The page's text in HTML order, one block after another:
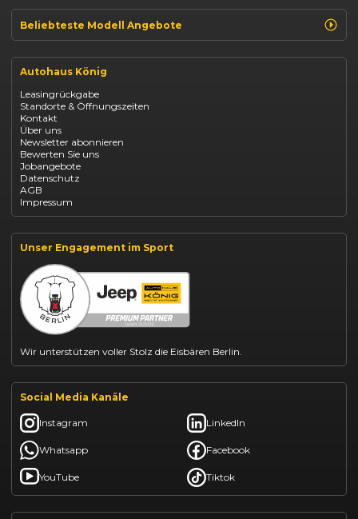
Beliebteste Modell Angebote
Renault Arkana Leasing
Renault Captur Leasing
Opel Astra leasen
Opel Mokka kaufen
Opel Grandland finanzieren
Opel Vivaro Gewerbeleasing
Fiat 500 finanzieren
Fiat Panda leasen
Dacia Duster finanzieren
Dacia Sandero kaufen
Dacia Jogger leasen
Jeep Compass leasen
Jeep Renegade finanzieren
Suzuki Swift finanzieren
BYD Dolphin finanzieren
Kia Ceed finanzieren
Kia Sportage leasen
Mazda CX-30 finanzieren
Citroën C3 leasen
Autohaus König
Leasingrückgabe
Standorte & Öffnungszeiten
Kontakt
Über uns
Newsletter abonnieren
Bewerten Sie uns
Jobangebote
Datenschutz
AGB
Impressum
Unser Engagement im Sport
Wir unterstützen voller Stolz die Eisbären Berlin.
Social Media Kanäle
Instagram LinkedIn
Whatsapp Facebook
YouTube Tiktok